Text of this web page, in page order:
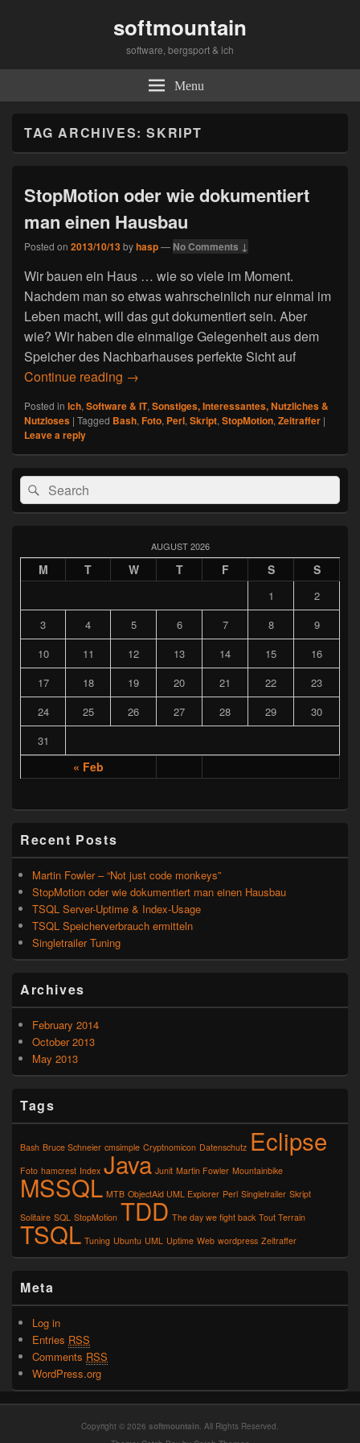
softmountain
software, bergsport & ich
Menu
TAG ARCHIVES:SKRIPT
StopMotion oder wie dokumentiert
man einen Hausbau
Posted on 2013/10/13byhasp— No Comments ↓
Wir bauen ein Haus … wie so viele im Moment.
Nachdem man so etwas wahrscheinlich nur einmal im
Leben macht, will das gut dokumentiert sein. Aber
wie? Wir haben die einmalige Gelegenheit aus dem
Speicher des Nachbarhauses perfekte Sicht auf
Continue reading StopMotion oder wie dokumentiert man
→
Posted in Ich, Software & IT, Sonstiges, Interessantes, Nutzliches &
Nutzloses | Tagged Bash, Foto, Perl, Skript, StopMotion, Zeitraffer |
Leave a reply
Primary
Sidebar
Widget
Search
for:
Search
AUGUST 2026
M T W T F S S
« Feb
1
2
3
4 5 6 7 8
9
10
11 12 13 14 15
16
17
18 19 20 21 22
23
24
25 26 27 28 29
30
31
Recent Posts
Martin Fowler – “Not just code monkeys”
StopMotion oder wie dokumentiert man einen Hausbau
TSQL Server-Uptime & Index-Usage
TSQL Speicherverbrauch ermitteln
Singletrailer Tuning
Archives
February 2014
October 2013
May 2013
Tags
Bash Bruce Schneier cmsimple Cryptnomicon Datenschutz Eclipse
Foto hamcrest Index Java Junit Martin Fowler Mountainbike
MSSQL MTB ObjectAid UML Explorer Perl Singletrailer Skript
Solitaire SQL StopMotion TDD The day we fight back Tout Terrain
TSQL Tuning Ubuntu UML Uptime Web wordpress Zeitraffer
Meta
Log in
Entries RSS
Comments RSS
WordPress.org
Copyright © 2026 softmountain. All Rights Reserved.